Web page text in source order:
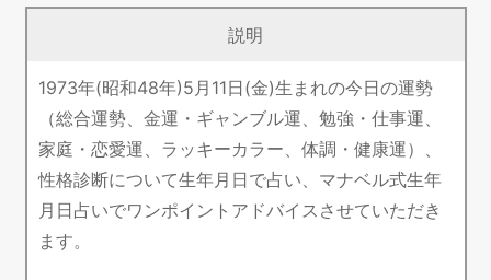
説明
1973年(昭和48年)5月11日(金)生まれの今日の運勢
（総合運勢、金運・ギャンブル運、勉強・仕事運、
家庭・恋愛運、ラッキーカラー、体調・健康運）、
性格診断について生年月日で占い、マナベル式生年
月日占いでワンポイントアドバイスさせていただき
ます。